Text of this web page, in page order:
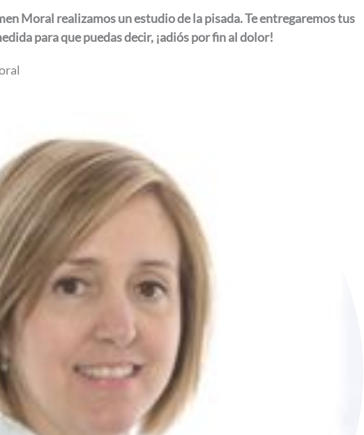
Moral realizamos un estudio de la pisada. Te entregaremos tus
para que puedas decir, ¡adiós por fin al dolor!